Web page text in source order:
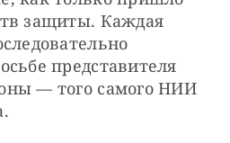
защиты. Каждая
представителя
— того самого НИИ